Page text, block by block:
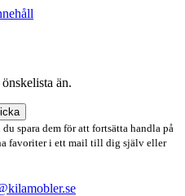
än.
spara dem för att fortsätta handla på
favoriter i ett mail till dig själv eller